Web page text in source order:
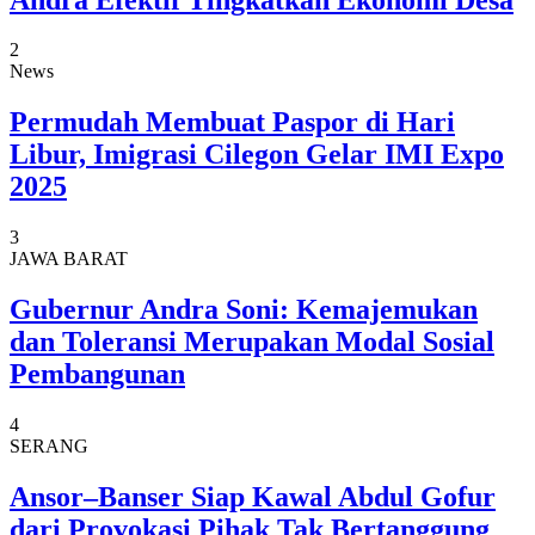
2
News
Permudah Membuat Paspor di Hari
Libur, Imigrasi Cilegon Gelar IMI Expo
2025
3
JAWA BARAT
Gubernur Andra Soni: Kemajemukan
dan Toleransi Merupakan Modal Sosial
Pembangunan
4
SERANG
Ansor–Banser Siap Kawal Abdul Gofur